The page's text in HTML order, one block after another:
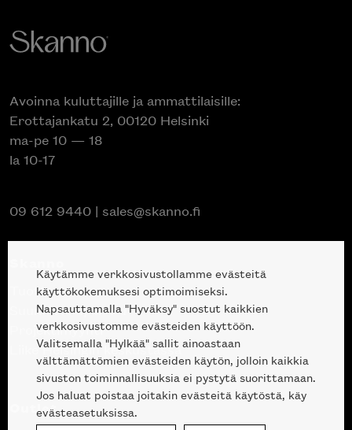
Avoinna kuluttajille ja ammattilaisille:
Erottajankatu 2, 00120 Helsinki
ma-pe 10 — 18
la 10-17
09 612 9440 | sales@skanno.fi
Tuotteet
Suunnittelupalvelu
Projektimyynti
Liike Helsingin keskustassa
Outlet
Käytämme verkkosivustollamme evästeitä
käyttökokemuksesi optimoimiseksi.
Napsauttamalla "Hyväksy" suostut kaikkien
verkkosivustomme evästeiden käyttöön.
Valitsemalla "Hylkää" sallit ainoastaan
välttämättömien evästeiden käytön, jolloin kaikkia
sivuston toiminnallisuuksia ei pystytä suorittamaan.
Jos haluat poistaa joitakin evästeitä käytöstä, käy
evästeasetuksissa.